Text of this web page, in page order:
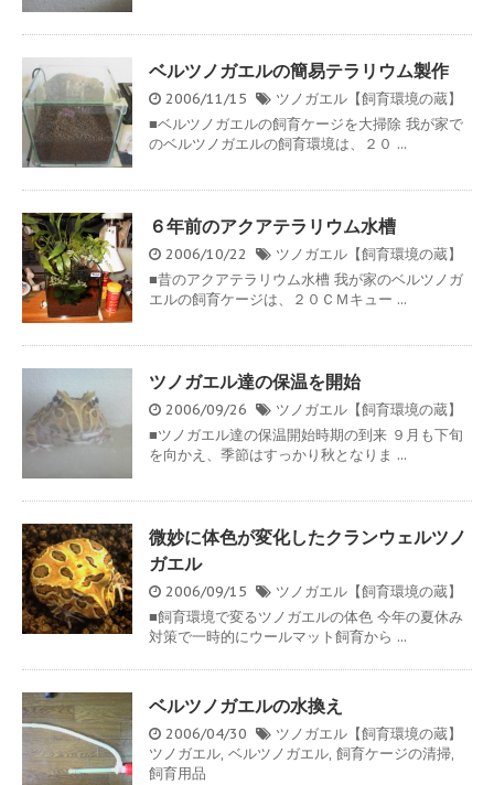
ベルツノガエルの簡易テラリウム製作
2006/11/15
ツノガエル【飼育環境の蔵】
■ベルツノガエルの飼育ケージを大掃除 我が家で
のベルツノガエルの飼育環境は、２０ ...
６年前のアクアテラリウム水槽
2006/10/22
ツノガエル【飼育環境の蔵】
■昔のアクアテラリウム水槽 我が家のベルツノガ
エルの飼育ケージは、２０ＣＭキュー ...
ツノガエル達の保温を開始
2006/09/26
ツノガエル【飼育環境の蔵】
■ツノガエル達の保温開始時期の到来 ９月も下旬
を向かえ、季節はすっかり秋となりま ...
微妙に体色が変化したクランウェルツノ
ガエル
2006/09/15
ツノガエル【飼育環境の蔵】
■飼育環境で変るツノガエルの体色 今年の夏休み
対策で一時的にウールマット飼育から ...
ベルツノガエルの水換え
2006/04/30
ツノガエル【飼育環境の蔵】
ツノガエル, ベルツノガエル, 飼育ケージの清掃,
飼育用品